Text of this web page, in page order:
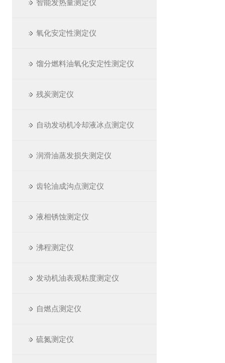
智能发热量测定仪
氧化安定性测定仪
馏分燃料油氧化安定性测定仪
残炭测定仪
自动发动机冷却液冰点测定仪
润滑油蒸发损失测定仪
齿轮油成沟点测定仪
液相锈蚀测定仪
沸程测定仪
发动机油表观粘度测定仪
自燃点测定仪
硫氮测定仪